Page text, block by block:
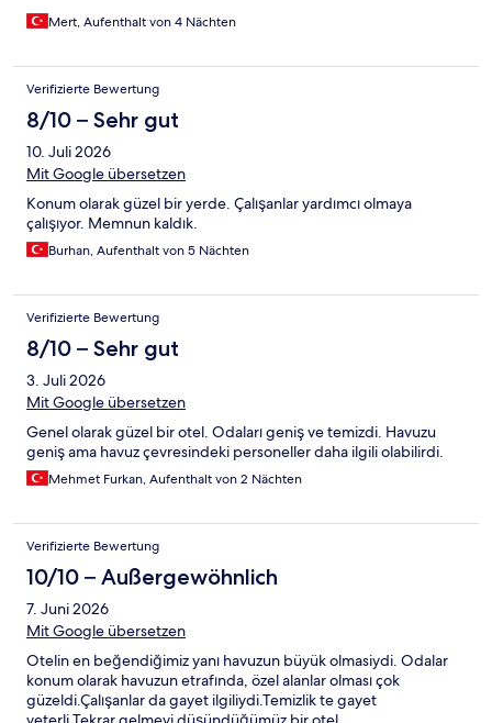
Mert, Aufenthalt von 4 Nächten
Verifizierte Bewertung
8/10 – Sehr gut
10. Juli 2026
Mit Google übersetzen
Konum olarak güzel bir yerde. Çalışanlar yardımcı olmaya
çalışıyor. Memnun kaldık.
Burhan, Aufenthalt von 5 Nächten
Verifizierte Bewertung
8/10 – Sehr gut
3. Juli 2026
Mit Google übersetzen
Genel olarak güzel bir otel. Odaları geniş ve temizdi. Havuzu
geniş ama havuz çevresindeki personeller daha ilgili olabilirdi.
Mehmet Furkan, Aufenthalt von 2 Nächten
Verifizierte Bewertung
10/10 – Außergewöhnlich
7. Juni 2026
Mit Google übersetzen
Otelin en beğendiğimiz yanı havuzun büyük olmasiydi. Odalar
konum olarak havuzun etrafında, özel alanlar olması çok
güzeldi.Çalışanlar da gayet ilgiliydi.Temizlik te gayet